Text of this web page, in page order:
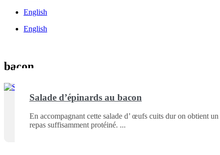
English
English
bacon
Salade d’épinards au bacon
En accompagnant cette salade d’ œufs cuits dur on obtient un
repas suffisamment protéiné.